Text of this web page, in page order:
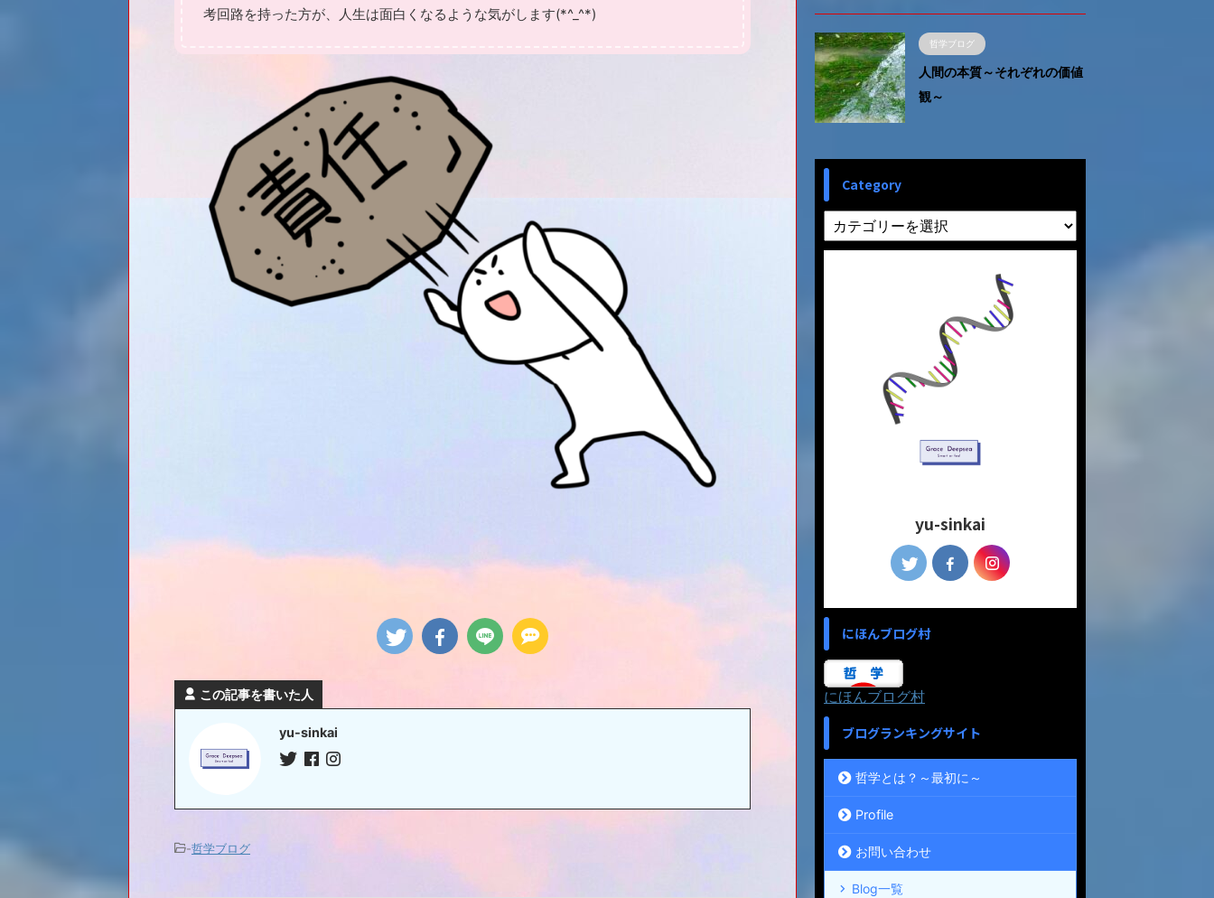
考回路を持った方が、人生は面白くなるような気がします(*^_^*)
この記事を書いた人
yu-sinkai
-哲学ブログ
哲学ブログ
人間の本質～それぞれの価値
観～
Category
yu-sinkai
にほんブログ村
にほんブログ村
ブログランキングサイト
哲学とは？～最初に～
Profile
お問い合わせ
Blog一覧